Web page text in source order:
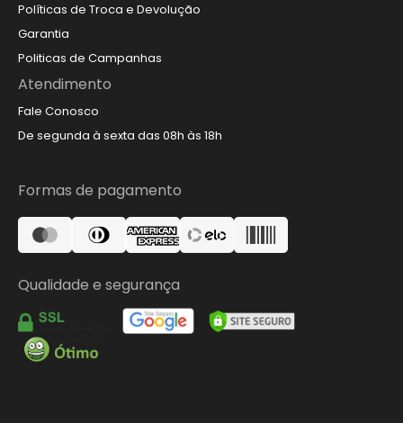
Políticas de Troca e Devolução
Garantia
Politicas de Campanhas
Atendimento
Fale Conosco
De segunda à sexta das 08h às 18h
Formas de pagamento
Qualidade e segurança